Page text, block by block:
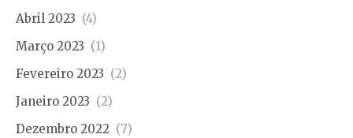
Abril 2023 (4)
Março 2023 (1)
Fevereiro 2023 (2)
Janeiro 2023 (2)
Dezembro 2022 (7)